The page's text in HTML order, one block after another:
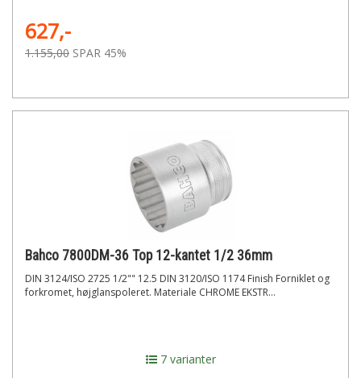
627,-
1.155,00 SPAR 45%
Bahco 7800DM-36 Top 12-kantet 1/2 36mm
DIN 3124/ISO 2725 1/2"" 12.5 DIN 3120/ISO 1174 Finish Forniklet og
forkromet, højglanspoleret. Materiale CHROME EKSTR...
7 varianter